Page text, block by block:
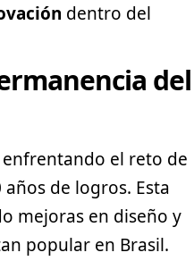
dentro del
del
enfrentando el reto de
de logros. Esta
mejoras en diseño y
popular en Brasil.